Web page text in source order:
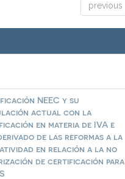
previous
NEEC y su
actual con la
en materia de IVA e
de las reformas a la
en relación a la no
de certificación para